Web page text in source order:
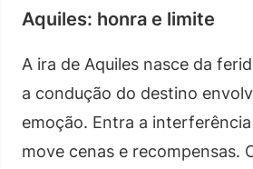
Aquiles: honra e limite
A ira de Aquiles nasce da
a condução do destino
emoção. Entra a
move cenas e recompensas.